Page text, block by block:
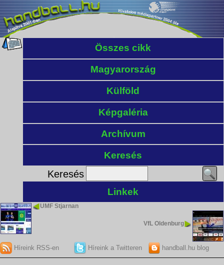
Összes cikk
Magyarország
Külföld
Képgaléria
Archívum
Keresés
Keresés
Linkek
UMF Stjarnan
VfL Oldenburg
Híreink RSS-en Híreink a Twitteren handball.hu blog